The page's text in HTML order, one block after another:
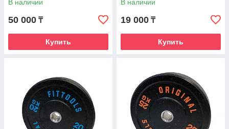
В наличии
50 000 ₸
Купить
В наличии
19 000 ₸
Купить